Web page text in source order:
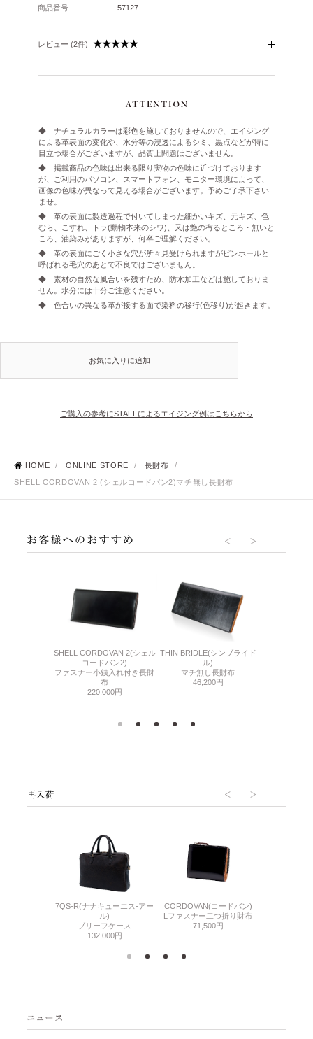
商品番号
57127
レビュー (2件)
◆ ナチュラルカラーは彩色を施しておりませんので、エイジング
による革表面の変化や、水分等の浸透によるシミ、黒点などが特に
目立つ場合がございますが、品質上問題はございません。
◆ 掲載商品の色味は出来る限り実物の色味に近づけております
が、ご利用のパソコン、スマートフォン、モニター環境によって、
画像の色味が異なって見える場合がございます。予めご了承下さい
ませ。
◆ 革の表面に製造過程で付いてしまった細かいキズ、元キズ、色
むら、こすれ、トラ(動物本来のシワ)、又は艶の有るところ・無いと
ころ、油染みがありますが、何卒ご理解ください。
◆ 革の表面にごく小さな穴が所々見受けられますがピンホールと
呼ばれる毛穴のあとで不良ではございません。
◆ 素材の自然な風合いを残すため、防水加工などは施しておりま
せん。水分には十分ご注意ください。
◆ 色合いの異なる革が接する面で染料の移行(色移り)が起きます。
お気に入りに追加
ご購入の参考にSTAFFによるエイジング例はこちらから
HOME / ONLINE STORE / 長財布
/
SHELL CORDOVAN 2 (シェルコードバン2)マチ無し長財布
SHELL CORDOVAN 2(シェル
コードバン2)
ファスナー小銭入れ付き長財
布
220,000円
THIN BRIDLE(シンブライド
ル)
マチ無し長財布
46,200円
7QS-R(ナナキューエス-アー
ル)
ブリーフケース
132,000円
CORDOVAN(コードバン)
Lファスナー二つ折り財布
71,500円